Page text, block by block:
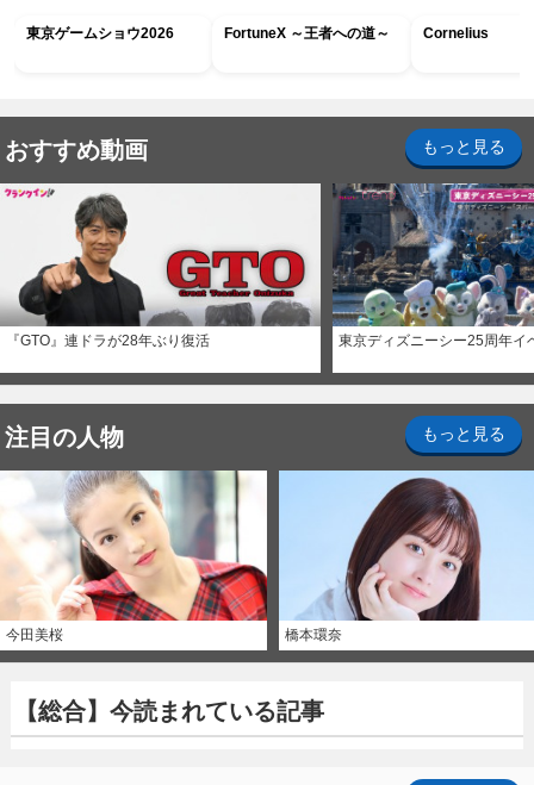
東京ゲームショウ2026 FortuneX ～王者への道～ Cornelius
おすすめ動画 もっと見る
『GTO』連ドラが28年ぶり復活 東京ディズニーシー25周年イ
注目の人物 もっと見る
今田美桜 橋本環奈
【総合】今読まれている記事